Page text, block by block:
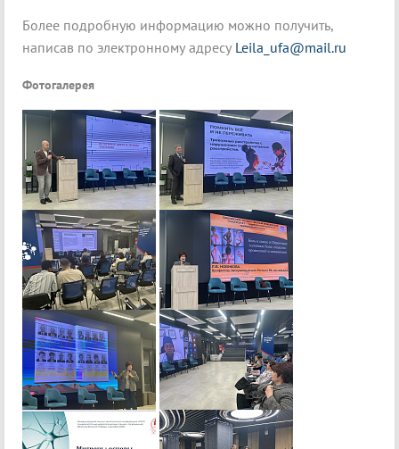
Более подробную информацию можно получить,
написав по электронному адресу Leila_ufa@mail.ru
Фотогалерея